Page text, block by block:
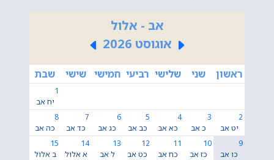
אב - אלול
אוגוסט 2026
ראשון שני שלישי רביעי חמישי שישי שבת
1
יח אב
2
יט אב
3
כ אב
4
כא אב
5
כב אב
6
כג אב
7
כד אב
8
כה אב
9
כו אב
10
כז אב
11
כח אב
12
כט אב
13
ל אב
14
א אלול
15
ב אלול